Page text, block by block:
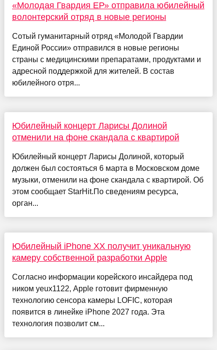
«Молодая Гвардия ЕР» отправила юбилейный
волонтерский отряд в новые регионы
Сотый гуманитарный отряд «Молодой Гвардии
Единой России» отправился в новые регионы
страны с медицинскими препаратами, продуктами и
адресной поддержкой для жителей. В состав
юбилейного отря...
Юбилейный концерт Ларисы Долиной
отменили на фоне скандала с квартирой
Юбилейный концерт Ларисы Долиной, который
должен был состояться 6 марта в Московском доме
музыки, отменили на фоне скандала с квартирой. Об
этом сообщает StarHit.По сведениям ресурса,
орган...
Юбилейный iPhone XX получит уникальную
камеру собственной разработки Apple
Согласно информации корейского инсайдера под
ником yeux1122, Apple готовит фирменную
технологию сенсора камеры LOFIC, которая
появится в линейке iPhone 2027 года. Эта
технология позволит см...